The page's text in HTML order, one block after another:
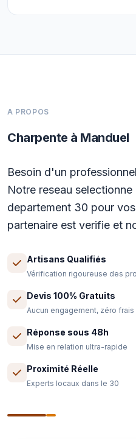
A PROPOS
Charpente à Manduel
Besoin d'un
Notre reseau
departement 30 pour
partenaire est verifie et
Artisans Qualifiés
Vérification rigoureuse des
Devis 100% Gratuits
Aucun engagement, zéro frais
Réponse sous 48h
Mise en relation ultra-rapide
Proximité Réelle
Experts locaux dans le 30